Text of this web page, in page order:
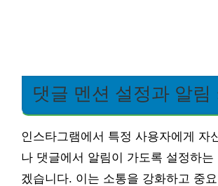
댓글 멘션 설정과 알림
인스타그램에서 특정 사용자에게 자
나 댓글에서 알림이 가도록 설정하는
겠습니다. 이는 소통을 강화하고 중